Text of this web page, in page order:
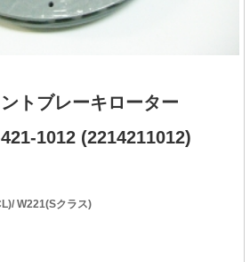
トブレーキローター
1012 (2214211012)
W221(Sクラス)